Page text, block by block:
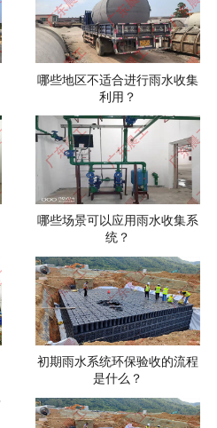
哪些地区不适合进行雨水收集
利用？
哪些场景可以应用雨水收集系
统？
初期雨水系统环保验收的流程
是什么？